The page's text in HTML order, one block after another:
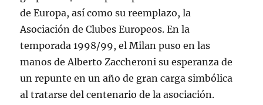
de Europa, así como su reemplazo, la
Asociación de Clubes Europeos. En la
temporada 1998/99, el Milan puso en las
manos de Alberto Zaccheroni su esperanza de
un repunte en un año de gran carga simbólica
al tratarse del centenario de la asociación.